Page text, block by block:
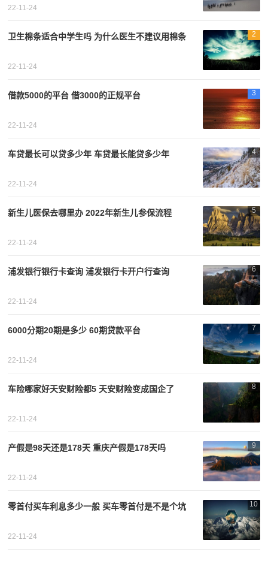
22-11-24
2
卫生棉条适合中学生吗 为什么医生不建议用棉条
22-11-24
3
借款5000的平台 借3000的正规平台
22-11-24
4
车贷最长可以贷多少年 车贷最长能贷多少年
22-11-24
5
新生儿医保去哪里办 2022年新生儿参保流程
22-11-24
6
浦发银行银行卡查询 浦发银行卡开户行查询
22-11-24
7
6000分期20期是多少 60期贷款平台
22-11-24
8
车险哪家好天安财险都5 天安财险变成国企了
22-11-24
9
产假是98天还是178天 重庆产假是178天吗
22-11-24
10
零首付买车利息多少一般 买车零首付是不是个坑
22-11-24